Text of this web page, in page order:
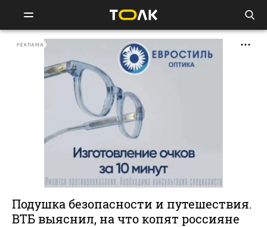
РЕКЛАМА
Подушка безопасности и путешествия.
ВТБ выяснил, на что копят россияне